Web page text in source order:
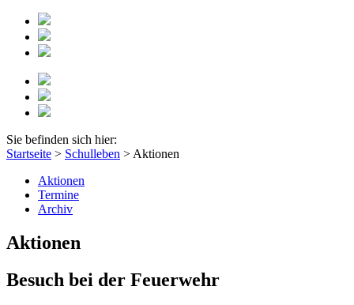
Sie befinden sich hier:
Startseite > Schulleben > Aktionen
Aktionen
Termine
Archiv
Aktionen
Besuch bei der Feuerwehr